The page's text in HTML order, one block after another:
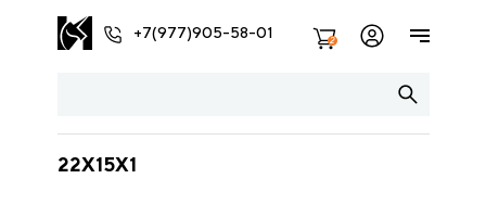
+7(977)905-58-01 2
22Х15Х1